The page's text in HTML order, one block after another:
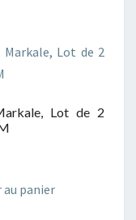
Lot de 2
panier